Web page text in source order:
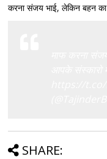
करना संजय भाई, लेकिन बहन
SHARE: